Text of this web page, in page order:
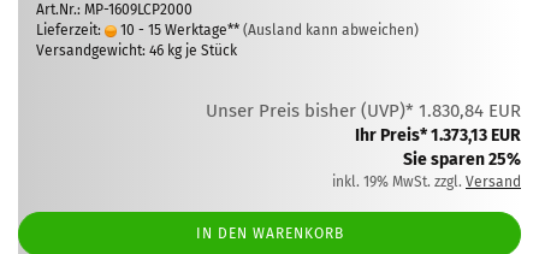
Art.Nr.: MP-1609LCP2000
Lieferzeit:
10 - 15 Werktage** (Ausland kann abweichen)
Versandgewicht: 46 kg je Stück
Unser Preis bisher (UVP)* 1.830,84 EUR
Ihr Preis* 1.373,13 EUR
Sie sparen 25%
inkl. 19% MwSt. zzgl. Versand
IN DEN WARENKORB